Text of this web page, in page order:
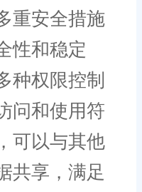
重安全措施
性和稳定
种权限控制
问和使用符
可以与其他
共享，满足